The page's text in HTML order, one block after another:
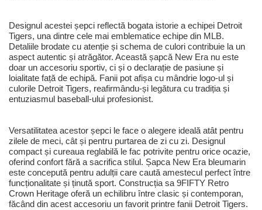
Designul acestei șepci reflectă bogata istorie a echipei Detroit
Tigers, una dintre cele mai emblematice echipe din MLB.
Detaliile brodate cu atenție și schema de culori contribuie la un
aspect autentic și atrăgător. Această șapcă New Era nu este
doar un accesoriu sportiv, ci și o declarație de pasiune și
loialitate față de echipă. Fanii pot afișa cu mândrie logo-ul și
culorile Detroit Tigers, reafirmându-și legătura cu tradiția și
entuziasmul baseball-ului profesionist.
Versatilitatea acestor șepci le face o alegere ideală atât pentru
zilele de meci, cât și pentru purtarea de zi cu zi. Designul
compact și cureaua reglabilă le fac potrivite pentru orice ocazie,
oferind confort fără a sacrifica stilul. Șapca New Era bleumarin
este concepută pentru adulții care caută amestecul perfect între
funcționalitate și ținută sport. Construcția sa 9FIFTY Retro
Crown Heritage oferă un echilibru între clasic și contemporan,
făcând din acest accesoriu un favorit printre fanii Detroit Tigers.